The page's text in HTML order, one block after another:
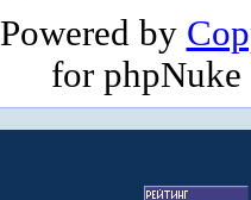
Powered by
for